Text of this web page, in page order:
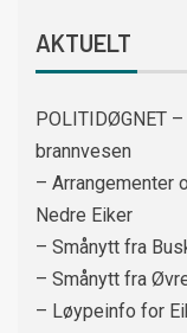
AKTUELT
POLITIDØGNET
brannvesen
– Arrangementer
Nedre Eiker
– Smånytt fra
– Smånytt fra
– Løypeinfo for